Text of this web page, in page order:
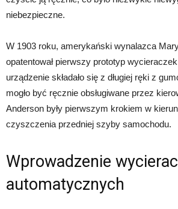
niebezpieczne.
W 1903 roku, amerykański wynalazca
opatentował pierwszy prototyp
urządzenie składało się z długiej ręki z
mogło być ręcznie obsługiwane przez
Anderson były pierwszym krokiem w
czyszczenia przedniej szyby samochodu.
Wprowadzenie
automatycznych